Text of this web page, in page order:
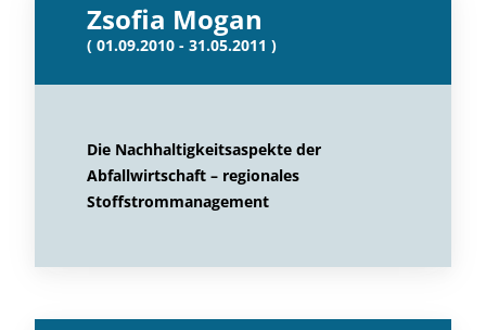
Zsofia Mogan
( 01.09.2010 - 31.05.2011 )
Die Nachhaltigkeitsaspekte der
Abfallwirtschaft – regionales
Stoffstrommanagement